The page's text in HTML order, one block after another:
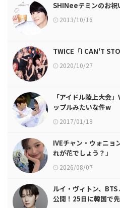
SHINeeテミンのお祝
2013/10/16
TWICE「I CAN'T
2020/10/27
「アイドル陸上大会
ップルみたいな件w
2017/01/18
IVEチャン・ウォニョ
れが花でしょう？」
2026/08/07
ルイ・ヴィトン、
公開！25日に韓国で